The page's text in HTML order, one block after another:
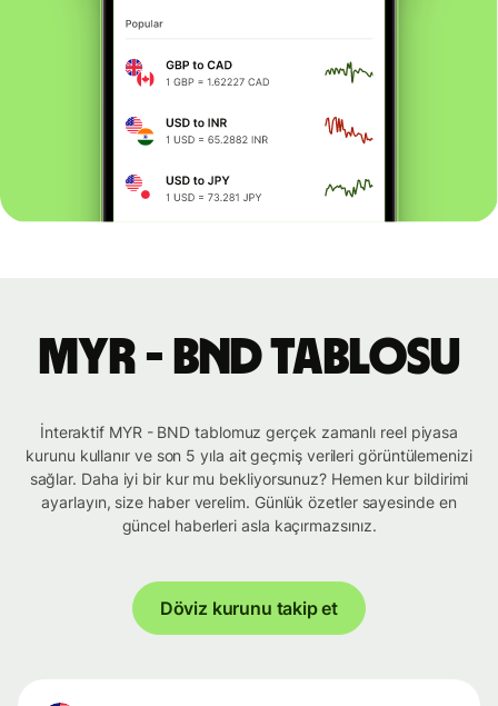
MYR - BND tablosu
İnteraktif MYR - BND tablomuz gerçek zamanlı reel piyasa
kurunu kullanır ve son 5 yıla ait geçmiş verileri görüntülemenizi
sağlar. Daha iyi bir kur mu bekliyorsunuz? Hemen kur bildirimi
ayarlayın, size haber verelim. Günlük özetler sayesinde en
güncel haberleri asla kaçırmazsınız.
Döviz kurunu takip et